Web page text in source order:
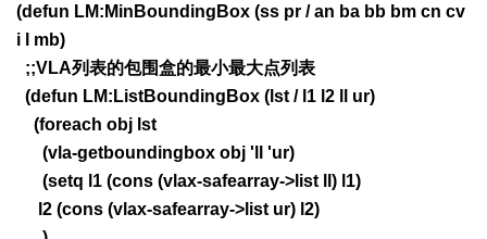
(defun LM:MinBoundingBox (ss pr / an ba bb bm cn cv
i l mb)
;;VLA列表的包围盒的最小最大点列表
(defun LM:ListBoundingBox (lst / l1 l2 ll ur)
(foreach obj lst
(vla-getboundingbox obj 'll 'ur)
(setq l1 (cons (vlax-safearray->list ll) l1)
l2 (cons (vlax-safearray->list ur) l2)